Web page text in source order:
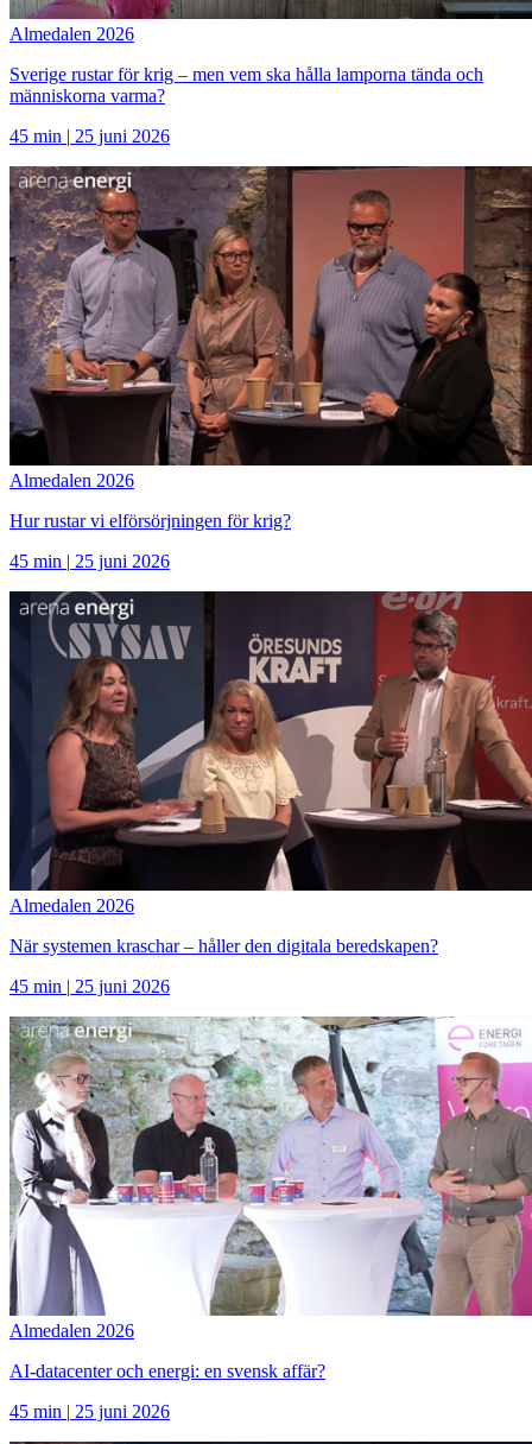
Almedalen 2026
Sverige rustar för krig – men vem ska hålla lamporna tända och
människorna varma?
45 min | 25 juni 2026
Almedalen 2026
Hur rustar vi elförsörjningen för krig?
45 min | 25 juni 2026
Almedalen 2026
När systemen kraschar – håller den digitala beredskapen?
45 min | 25 juni 2026
Almedalen 2026
AI-datacenter och energi: en svensk affär?
45 min | 25 juni 2026